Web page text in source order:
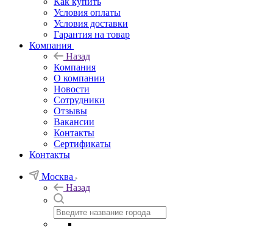
Условия оплаты
Условия доставки
Гарантия на товар
Компания
Назад
Компания
О компании
Новости
Сотрудники
Отзывы
Вакансии
Контакты
Сертификаты
Контакты
Москва
Назад